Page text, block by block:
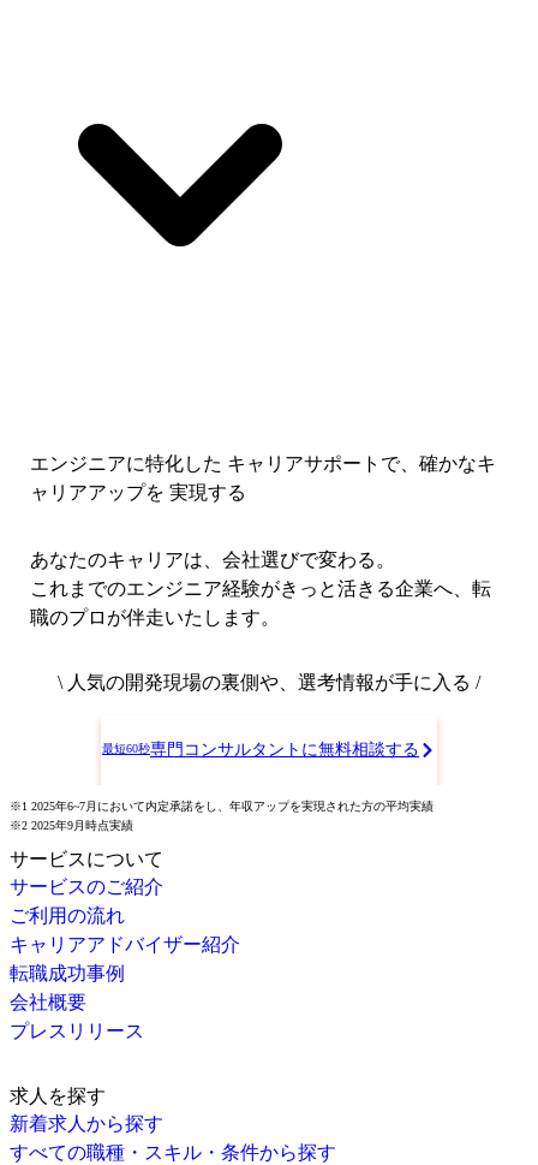
エンジニアに特化した キャリアサポートで、 確かなキ
ャリアアップを 実現する
あなたのキャリアは、会社選びで変わる。
これまでのエンジニア経験がきっと活きる企業へ、転
職のプロが伴走いたします。
\ 人気の開発現場の裏側や、選考情報が手に入る /
最短60秒専門コンサルタントに無料相談する
※1 2025年6~7月において内定承諾をし、年収アップを実現された方の平均実績
※2 2025年9月時点実績
サービスについて
サービスのご紹介
ご利用の流れ
キャリアアドバイザー紹介
転職成功事例
会社概要
プレスリリース
求人を探す
新着求人から探す
すべての職種・スキル・条件から探す